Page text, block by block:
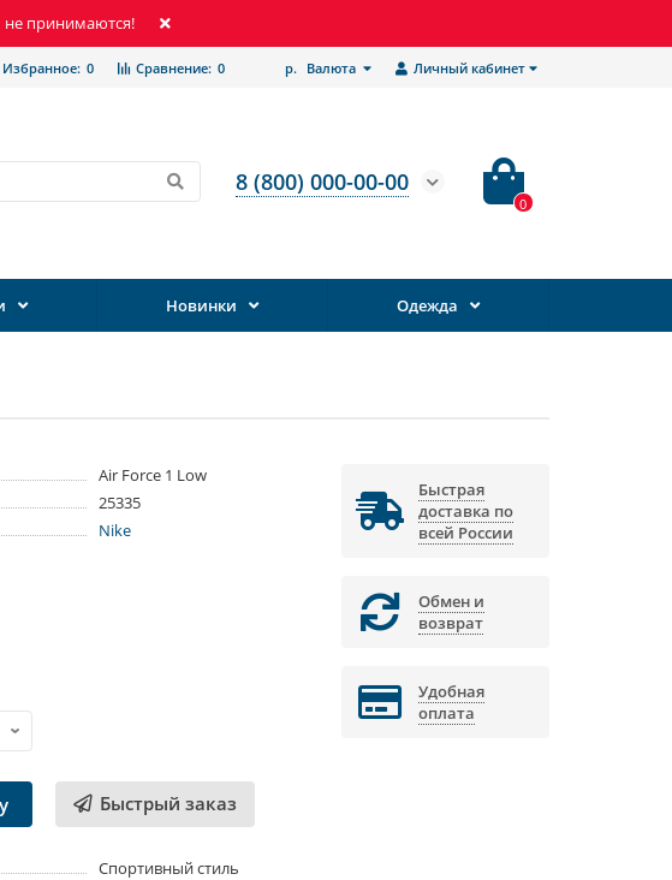
принимаются!
Личный кабинет
р. Валюта
Сравнение: 0
Избранное: 0
8 (800) 000-00-00
0
Новинки Одежда
Air Force 1 Low
25335
Nike
Быстрый заказ
Спортивный стиль
Быстрая
доставка по
всей России
Обмен и
возврат
Удобная
оплата